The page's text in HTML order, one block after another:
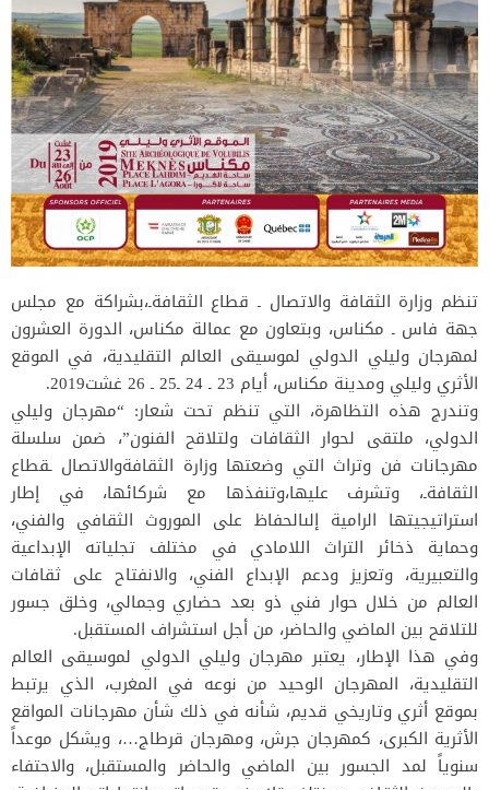
تنظم وزارة الثقافة والاتصال ـ قطاع الثقافةـ،بشراكة مع مجلس
جهة فاس ـ مكناس، وبتعاون مع عمالة مكناس، الدورة العشرون
لمهرجان وليلي الدولي لموسيقى العالم التقليدية، في الموقع
الأثري وليلي ومدينة مكناس، أيام 23 ـ 24 ـ25 ـ 26 غشت2019.
وتندرج هذه التظاهرة، التي تنظم تحت شعار: “مهرجان وليلي
الدولي، ملتقى لحوار الثقافات ولتلاقح الفنون”، ضمن سلسلة
مهرجانات فن وتراث التي وضعتها وزارة الثقافةوالاتصال ـقطاع
الثقافةـ، وتشرف عليها،وتنفذها مع شركائها، في إطار
استراتيجيتها الرامية إلىالحفاظ على الموروث الثقافي والفني،
وحماية ذخائر التراث اللامادي في مختلف تجلياته الإبداعية
والتعبيرية، وتعزيز ودعم الإبداع الفني، والانفتاح على ثقافات
العالم من خلال حوار فني ذو بعد حضاري وجمالي، وخلق جسور
للتلاقح بين الماضي والحاضر، من أجل استشراف المستقبل.
وفي هذا الإطار، يعتبر مهرجان وليلي الدولي لموسيقى العالم
التقليدية، المهرجان الوحيد من نوعه في المغرب، الذي يرتبط
بموقع أثري وتاريخي قديم، شأنه في ذلك شأن مهرجانات المواقع
الأثرية الكبرى، كمهرجان جرش، ومهرجان قرطاج…، ويشكل موعداً
سنوياً لمد الجسور بين الماضي والحاضر والمستقبل، والاحتفاء